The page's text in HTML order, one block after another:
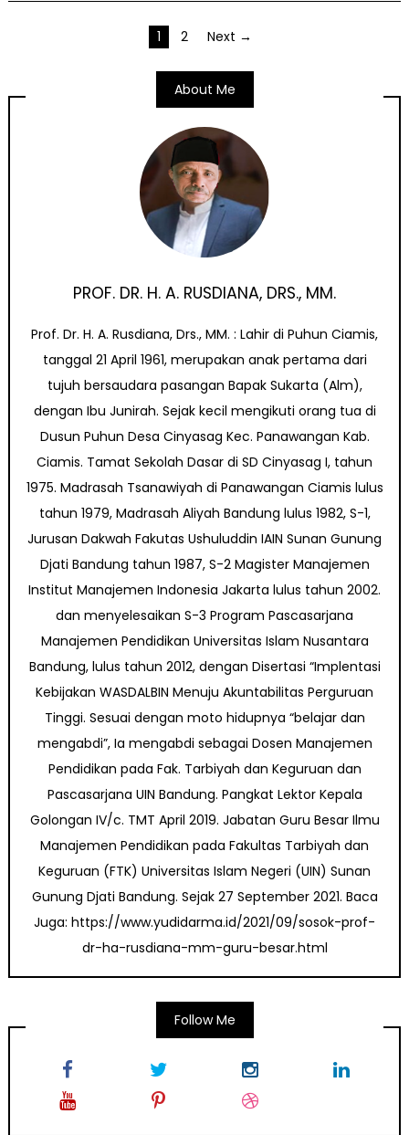
1 2 Next →
About Me
PROF. DR. H. A. RUSDIANA, DRS., MM.
Prof. Dr. H. A. Rusdiana, Drs., MM. : Lahir di Puhun Ciamis,
tanggal 21 April 1961, merupakan anak pertama dari
tujuh bersaudara pasangan Bapak Sukarta (Alm),
dengan Ibu Junirah. Sejak kecil mengikuti orang tua di
Dusun Puhun Desa Cinyasag Kec. Panawangan Kab.
Ciamis. Tamat Sekolah Dasar di SD Cinyasag I, tahun
1975. Madrasah Tsanawiyah di Panawangan Ciamis lulus
tahun 1979, Madrasah Aliyah Bandung lulus 1982, S-1,
Jurusan Dakwah Fakutas Ushuluddin IAIN Sunan Gunung
Djati Bandung tahun 1987, S-2 Magister Manajemen
Institut Manajemen Indonesia Jakarta lulus tahun 2002.
dan menyelesaikan S-3 Program Pascasarjana
Manajemen Pendidikan Universitas Islam Nusantara
Bandung, lulus tahun 2012, dengan Disertasi “Implentasi
Kebijakan WASDALBIN Menuju Akuntabilitas Perguruan
Tinggi. Sesuai dengan moto hidupnya “belajar dan
mengabdi”, Ia mengabdi sebagai Dosen Manajemen
Pendidikan pada Fak. Tarbiyah dan Keguruan dan
Pascasarjana UIN Bandung. Pangkat Lektor Kepala
Golongan IV/c. TMT April 2019. Jabatan Guru Besar Ilmu
Manajemen Pendidikan pada Fakultas Tarbiyah dan
Keguruan (FTK) Universitas Islam Negeri (UIN) Sunan
Gunung Djati Bandung. Sejak 27 September 2021. Baca
Juga: https://www.yudidarma.id/2021/09/sosok-prof-
dr-ha-rusdiana-mm-guru-besar.html
Follow Me